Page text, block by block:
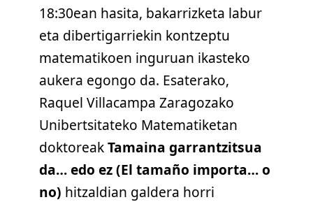
18:30ean hasita, bakarrizketa labur
eta dibertigarriekin kontzeptu
matematikoen inguruan ikasteko
aukera egongo da. Esaterako,
Raquel Villacampa Zaragozako
Unibertsitateko Matematiketan
doktoreakTamaina garrantzitsua
da… edo ez (El tamaño importa… o
no) hitzaldian galdera horri